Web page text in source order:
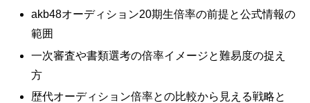
akb48オーディション20期生倍率の前提と公式情報の
範囲
一次審査や書類選考の倍率イメージと難易度の捉え
方
歴代オーディション倍率との比較から見える戦略と